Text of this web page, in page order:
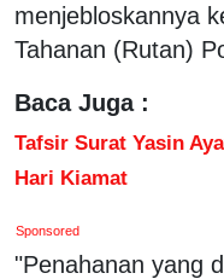
menjebloskannya
Tahanan (Rutan)
Baca Juga :
Tafsir Surat Yasin
Hari Kiamat
Sponsored
"Penahanan yang